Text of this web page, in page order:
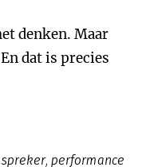
denken. Maar
dat is precies
performance